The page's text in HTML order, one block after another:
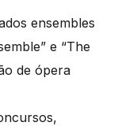
ensembles
e “The
de ópera